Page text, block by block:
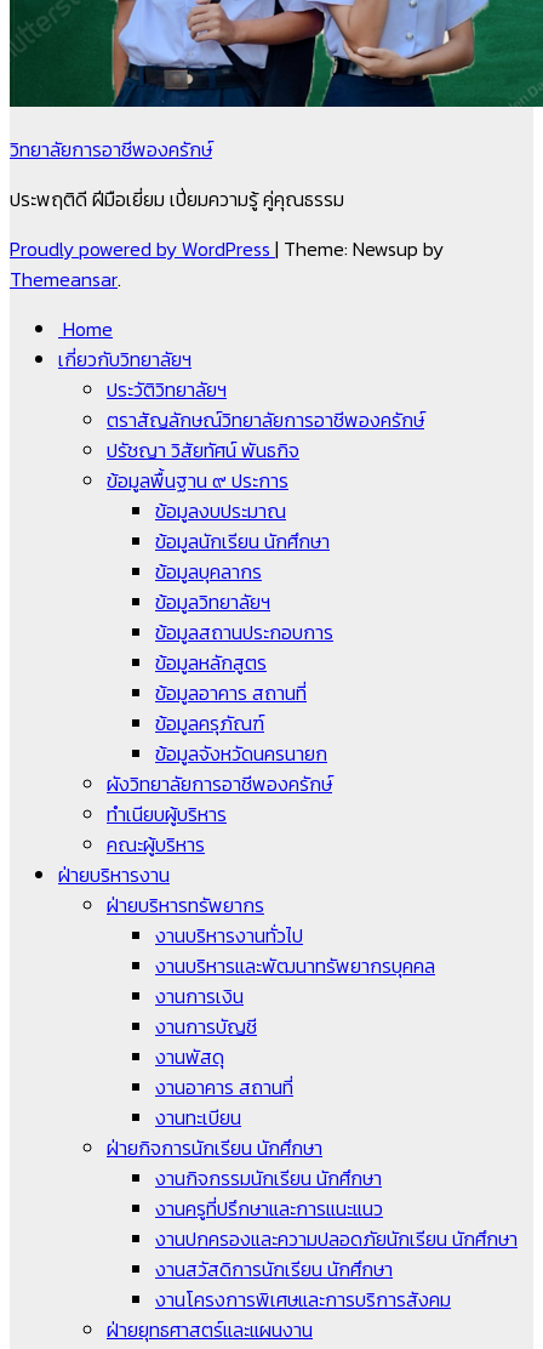
วิทยาลัยการอาชีพองครักษ์
ประพฤติดี ฝีมือเยี่ยม เปี่ยมความรู้ คู่คุณธรรม
Proudly powered by WordPress | Theme: Newsup by
Themeansar.
Home
เกี่ยวกับวิทยาลัยฯ
ประวัติวิทยาลัยฯ
ตราสัญลักษณ์วิทยาลัยการอาชีพองครักษ์
ปรัชญา วิสัยทัศน์ พันธกิจ
ข้อมูลพื้นฐาน ๙ ประการ
ข้อมูลงบประมาณ
ข้อมูลนักเรียน นักศึกษา
ข้อมูลบุคลากร
ข้อมูลวิทยาลัยฯ
ข้อมูลสถานประกอบการ
ข้อมูลหลักสูตร
ข้อมูลอาคาร สถานที่
ข้อมูลครุภัณฑ์
ข้อมูลจังหวัดนครนายก
ผังวิทยาลัยการอาชีพองครักษ์
ทำเนียบผู้บริหาร
คณะผู้บริหาร
ฝ่ายบริหารงาน
ฝ่ายบริหารทรัพยากร
งานบริหารงานทั่วไป
งานบริหารและพัฒนาทรัพยากรบุคคล
งานการเงิน
งานการบัญชี
งานพัสดุ
งานอาคาร สถานที่
งานทะเบียน
ฝ่ายกิจการนักเรียน นักศึกษา
งานกิจกรรมนักเรียน นักศึกษา
งานครูที่ปรึกษาและการแนะแนว
งานปกครองและความปลอดภัยนักเรียน นักศึกษา
งานสวัสดิการนักเรียน นักศึกษา
งานโครงการพิเศษและการบริการสังคม
ฝ่ายยุทธศาสตร์และแผนงาน